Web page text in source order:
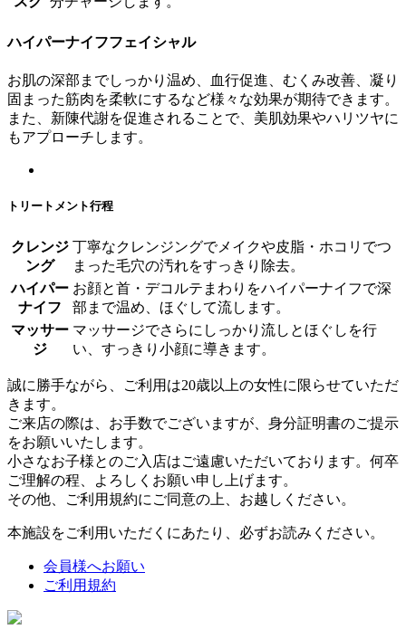
ハイパーナイフフェイシャル
お肌の深部までしっかり温め、血行促進、むくみ改善、凝り
固まった筋肉を柔軟にするなど様々な効果が期待できます。
また、新陳代謝を促進されることで、美肌効果やハリツヤに
もアプローチします。
トリートメント行程
クレンジ
ング
丁寧なクレンジングでメイクや皮脂・ホコリでつ
まった毛穴の汚れをすっきり除去。
ハイパー
ナイフ
お顔と首・デコルテまわりをハイパーナイフで深
部まで温め、ほぐして流します。
マッサー
ジ
マッサージでさらにしっかり流しとほぐしを行
い、すっきり小顔に導きます。
誠に勝手ながら、ご利用は20歳以上の女性に限らせていただ
きます。
ご来店の際は、お手数でございますが、身分証明書のご提示
をお願いいたします。
小さなお子様とのご入店はご遠慮いただいております。何卒
ご理解の程、よろしくお願い申し上げます。
その他、ご利用規約にご同意の上、お越しください。
本施設をご利用いただくにあたり、必ずお読みください。
会員様へお願い
ご利用規約